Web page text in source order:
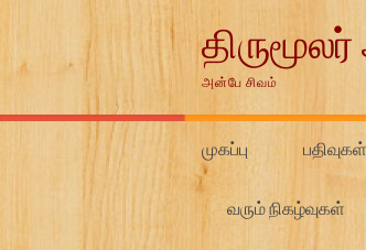
அன்பே சிவம்
முகப்பு பதிவுகள்
வரும் நிகழ்வுகள்